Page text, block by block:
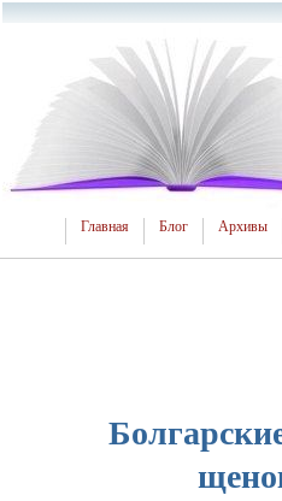
Главная Блог Архивы